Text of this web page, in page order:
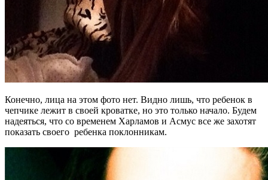
Конечно, лица на этом фото нет. Видно лишь, что ребенок в
чепчике лежит в своей кроватке, но это только начало. Будем
надеяться, что со временем Харламов и Асмус все же захотят
показать своего ребенка поклонникам.